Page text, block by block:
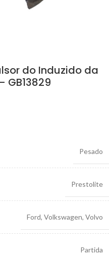
do Induzido da
GB13829
Pesado
Prestolite
Ford, Volkswagen, Volvo
Partida